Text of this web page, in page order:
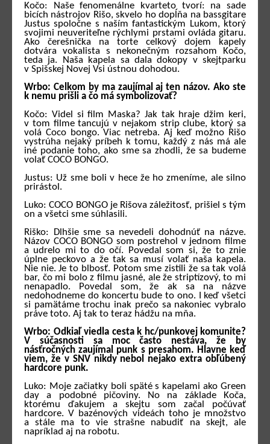
Kočo: Naše fenomenálne kvarteto tvorí: na sade
bicích nástrojov Rišo, skvelo ho dopĺňa na bassgitare
Justus spoločne s naším fantastickým Lukom, ktorý
svojimi neuveriteľne rýchlymi prstami ovláda gitaru.
Ako čerešnička na torte celkový dojem kapely
dotvára vokalista s nekonečným rozsahom Kočo,
teda ja. Naša kapela sa dala dokopy v skejtparku
v Spišskej Novej Vsi ústnou dohodou.
Wrbo: Celkom by ma zaujímal aj ten názov. Ako ste
k nemu prišli a čo má symbolizovať?
Kočo: Videl si film Maska? Jak tak hraje džim keri,
v tom filme tancujú v nejakom strip clube, ktorý sa
volá Coco bongo. Viac netreba. Aj keď možno Rišo
vystrúha nejaký príbeh k tomu, každý z nás má ale
iné podanie toho, ako sme sa zhodli, že sa budeme
volať COCO BONGO.
Justus: Už sme boli v hece že ho zmeníme, ale silno
prirástol.
Luko: COCO BONGO je Rišova záležitosť, prišiel s tým
on a všetci sme súhlasili.
Riško: Dlhšie sme sa nevedeli dohodnúť na názve.
Názov COCO BONGO som postrehol v jednom filme
a udrelo mi to do očí. Povedal som si, že to znie
úplne peckovo a že tak sa musí volať naša kapela.
Nie nie. Je to blbosť. Potom sme zistili že sa tak volá
bar, čo mi bolo z filmu jasné, ale že striptízový, to mi
nenapadlo. Povedal som, že ak sa na názve
nedohodneme do koncertu bude to ono. I keď všetci
si pamätáme trochu inak prečo sa nakoniec vybralo
práve toto. Aj tak to teraz hádžu na mňa.
Wrbo: Odkiaľ viedla cesta k hc/punkovej komunite?
V súčasnosti sa moc často nestáva, že by
násťročných zaujímal punk s presahom. Hlavne keď
viem, že v SNV nikdy nebol nejako extra obľúbený
hardcore punk.
Luko: Moje začiatky boli späté s kapelami ako Green
day a podobné pičoviny. No na základe Koča,
ktorému ďakujem a skejtu som začal počúvať
hardcore. V bazénových videách toho je množstvo
a stále ma to vie strašne nabudiť na skejt, ale
napríklad aj na robotu.